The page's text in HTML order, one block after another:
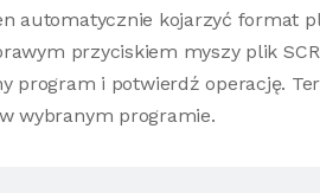
automatycznie kojarzyć format
przyciskiem myszy plik
program i potwierdź operację.
wybranym programie.